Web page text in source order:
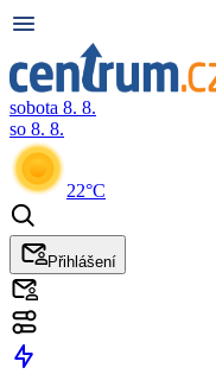
sobota 8. 8.
so 8. 8.
22°C
Přihlášení